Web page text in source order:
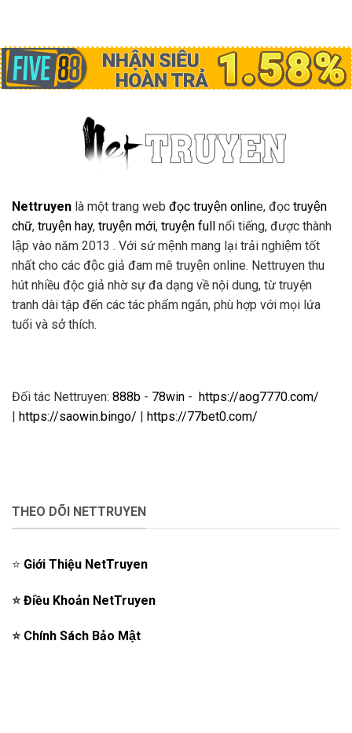
Nettruyen là một trang web đọc truyện online, đọc truyện
chữ, truyện hay, truyện mới, truyện full
nổi tiếng, được thành
lập vào năm 2013 . Với sứ mệnh mang lại trải nghiệm tốt
nhất cho các độc giả đam mê truyện online. Nettruyen thu
hút nhiều độc giả nhờ sự đa dạng về nội dung, từ truyện
tranh dài tập đến các tác phẩm ngắn, phù hợp với mọi lứa
tuổi và sở thích.
Đối tác Nettruyen: 888b - 78win - https://aog7770.com/
| https://saowin.bingo/ | https://77bet0.com/
THEO DÕI NETTRUYEN
⭐️ Giới Thiệu NetTruyen
⭐️Điều Khoản NetTruyen
⭐️ Chính Sách Bảo Mật